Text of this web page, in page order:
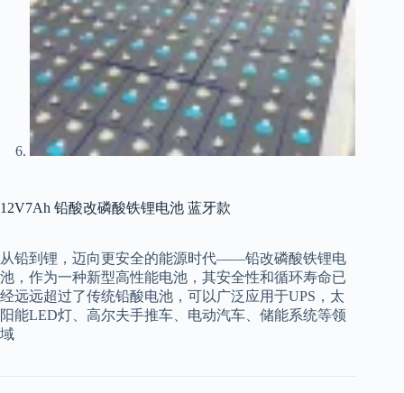
12V7Ah 铅酸改磷酸铁锂电池 蓝牙款
从铅到锂，迈向更安全的能源时代——铅改磷酸铁锂电
池，作为一种新型高性能电池，其安全性和循环寿命已
经远远超过了传统铅酸电池，可以广泛应用于UPS，太
阳能LED灯、高尔夫手推车、电动汽车、储能系统等领
域